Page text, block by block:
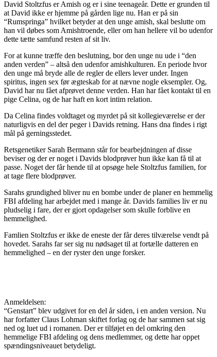
David Stoltzfus er Amish og er i sine teenageår. Dette er grunden til
at David ikke er hjemme på gården lige nu. Han er på sin
“Rumspringa” hvilket betyder at den unge amish, skal beslutte om
han vil døbes som Amishtroende, eller om han hellere vil bo udenfor
dette tætte samfund resten af sit liv.
For at kunne træffe den beslutning, bor den unge nu ude i “den
anden verden” – altså den udenfor amishkulturen. En periode hvor
den unge må bryde alle de regler de ellers lever under. Ingen
spiritus, ingen sex før ægteskab for at nævne nogle eksempler. Og,
David har nu fået afprøvet denne verden. Han har fået kontakt til en
pige Celina, og de har haft en kort intim relation.
Da Celina findes voldtaget og myrdet på sit kollegieværelse er der
naturligvis en del der peger i Davids retning. Hans dna findes i rigt
mål på gerningsstedet.
Retsgenetiker Sarah Bermann står for bearbejdningen af disse
beviser og der er noget i Davids blodprøver hun ikke kan få til at
passe. Noget der får hende til at opsøge hele Stoltzfus familien, for
at tage flere blodprøver.
Sarahs grundighed bliver nu en bombe under de planer en hemmelig
FBI afdeling har arbejdet med i mange år. Davids families liv er nu
pludselig i fare, der er gjort opdagelser som skulle forblive en
hemmelighed.
Famlien Stoltzfus er ikke de eneste der får deres tilværelse vendt på
hovedet. Sarahs far ser sig nu nødsaget til at fortælle datteren en
hemmelighed – en der ryster den unge forsker.
Anmeldelsen:
“Genstart” blev udgivet for en del år siden, i en anden version. Nu
har forfatter Claus Lohman skiftet forlag og de har sammen sat sig
ned og luet ud i romanen. Der er tilføjet en del omkring den
hemmelige FBI afdeling og dens medlemmer, og dette har oppet
spændingsniveauet betydeligt.